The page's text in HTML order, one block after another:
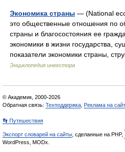
Экономика страны — (National
это общественные отношения по
страны и благосостояния ее
экономики в жизни государства,
показатели экономики страны,
Энциклопедия инвестора
© Академик, 2000-2026
Обратная связь: Техподдержка Реклама на
👣 Путешествия
Экспорт словарей на сайты , сделанные на PHP,
WordPress, MODx.